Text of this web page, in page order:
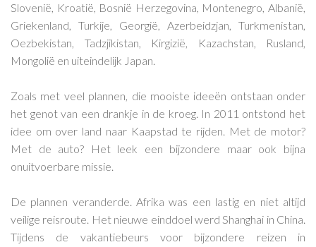
Slovenië, Kroatië, Bosnië Herzegovina, Montenegro, Albanië,
Griekenland, Turkije, Georgië, Azerbeidzjan, Turkmenistan,
Oezbekistan, Tadzjikistan, Kirgizië, Kazachstan, Rusland,
Mongolië en uiteindelijk Japan.
Zoals met veel plannen, die mooiste ideeën ontstaan onder
het genot van een drankje in de kroeg. In 2011 ontstond het
idee om over land naar Kaapstad te rijden. Met de motor?
Met de auto? Het leek een bijzondere maar ook bijna
onuitvoerbare missie.
De plannen veranderde. Afrika was een lastig en niet altijd
veilige reisroute. Het nieuwe einddoel werd Shanghai in China.
Tijdens de vakantiebeurs voor bijzondere reizen in